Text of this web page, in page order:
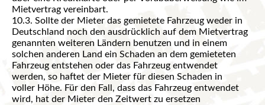
Mietvertrag vereinbart.
10.3. Sollte der Mieter das gemietete Fahrzeug weder in
Deutschland noch den ausdrücklich auf dem Mietvertrag
genannten weiteren Ländern benutzen und in einem
solchen anderen Land ein Schaden an dem gemieteten
Fahrzeug entstehen oder das Fahrzeug entwendet
werden, so haftet der Mieter für diesen Schaden in
voller Höhe. Für den Fall, dass das Fahrzeug entwendet
wird, hat der Mieter den Zeitwert zu ersetzen